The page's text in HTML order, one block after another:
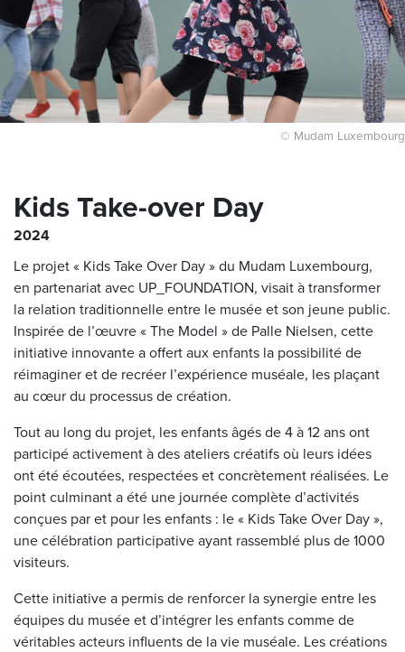
© Mudam Luxembourg
Kids Take-over Day
2024
Le projet « Kids Take Over Day » du Mudam Luxembourg,
en partenariat avec UP_FOUNDATION, visait à transformer
la relation traditionnelle entre le musée et son jeune public.
Inspirée de l’œuvre « The Model » de Palle Nielsen, cette
initiative innovante a offert aux enfants la possibilité de
réimaginer et de recréer l’expérience muséale, les plaçant
au cœur du processus de création.
Tout au long du projet, les enfants âgés de 4 à 12 ans ont
participé activement à des ateliers créatifs où leurs idées
ont été écoutées, respectées et concrètement réalisées. Le
point culminant a été une journée complète d’activités
conçues par et pour les enfants : le « Kids Take Over Day »,
une célébration participative ayant rassemblé plus de 1000
visiteurs.
Cette initiative a permis de renforcer la synergie entre les
équipes du musée et d’intégrer les enfants comme de
véritables acteurs influents de la vie muséale. Les créations